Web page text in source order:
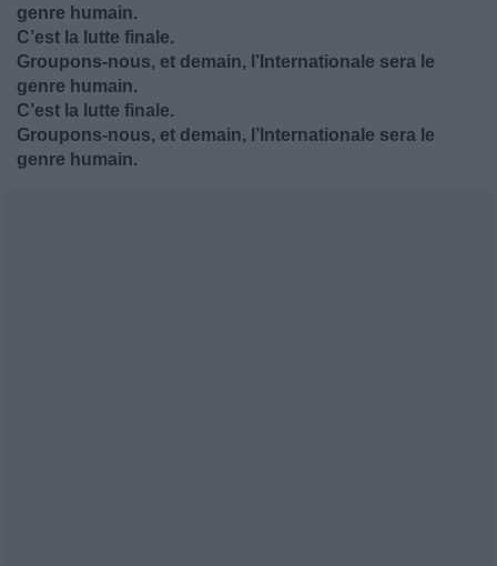
genre humain.
C’est la lutte finale.
Groupons-nous, et demain, l’Internationale sera le
genre humain.
C’est la lutte finale.
Groupons-nous, et demain, l’Internationale sera le
genre humain.